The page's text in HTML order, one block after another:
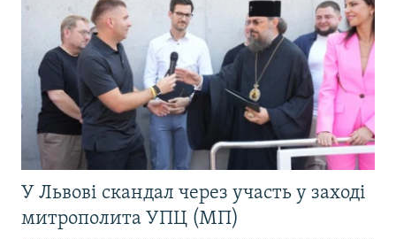
У Львові скандал через участь у заході
митрополита УПЦ (МП)